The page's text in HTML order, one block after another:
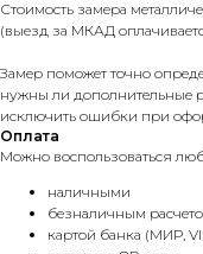
Стоимость замера
(выезд за МКАД
Замер поможет точно
нужны ли дополнительные
исключить ошибки при
Оплата
Можно воспользоваться
наличными
безналичным
картой банка (МИР,